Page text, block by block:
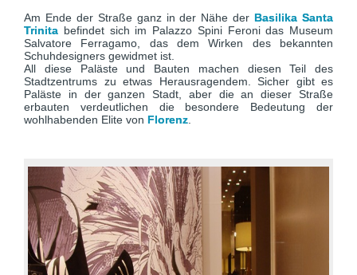
Am Ende der Straße ganz in der Nähe derBasilika Santa
Trinita befindet sich im Palazzo Spini Feroni das Museum
Salvatore Ferragamo, das dem Wirken des bekannten
Schuhdesigners gewidmet ist.
All diese Paläste und Bauten machen diesen Teil des
Stadtzentrums zu etwas Herausragendem. Sicher gibt es
Paläste in der ganzen Stadt, aber die an dieser Straße
erbauten verdeutlichen die besondere Bedeutung der
wohlhabenden Elite von Florenz